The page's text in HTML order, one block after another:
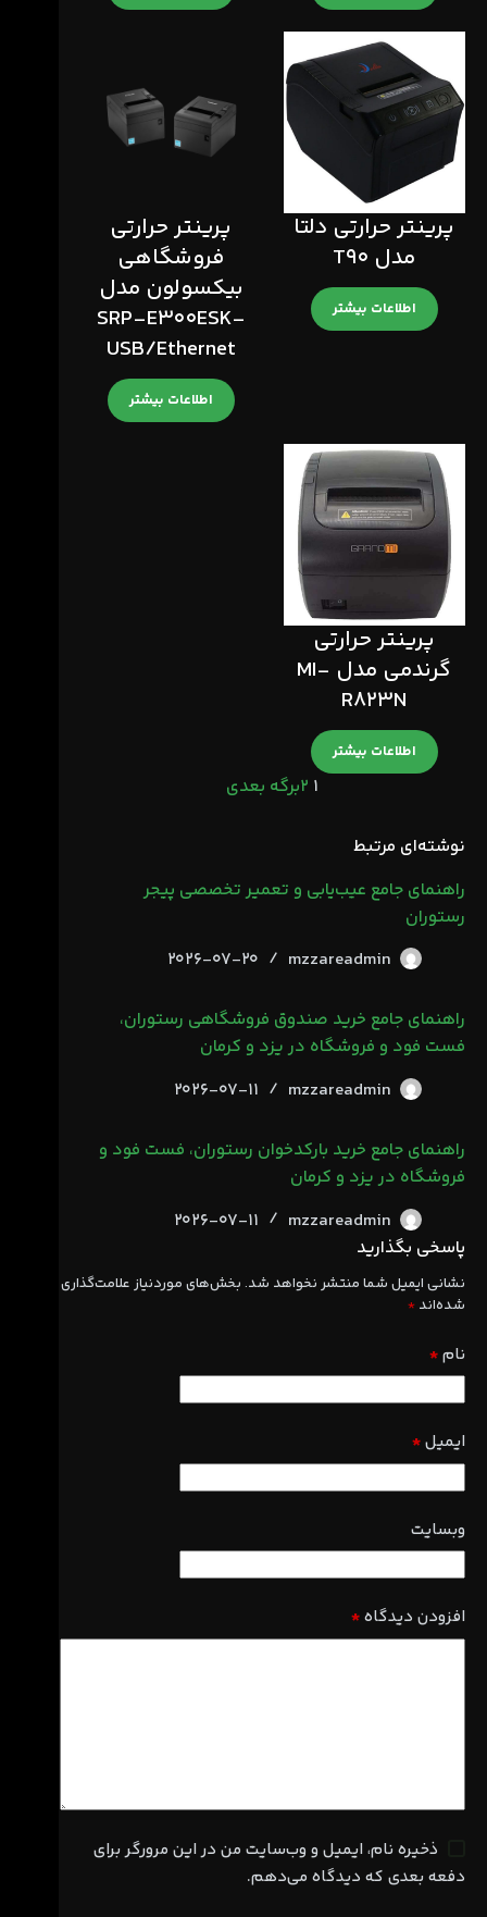
پرینتر حرارتی دلتا
مدل T90
اطلاعات بیشتر
پرینتر حرارتی
فروشگاهی
بیکسولون مدل
SRP-E300ESK-
USB/Ethernet
اطلاعات بیشتر
پرینتر حرارتی
گرندمی مدل MI-
R823N
اطلاعات بیشتر
1
2برگه بعدی
نوشته‌ای مرتبط
راهنمای جامع عیب‌یابی و تعمیر تخصصی پیجر
رستوران
mzzareadmin
2026-07-20
راهنمای جامع خرید صندوق فروشگاهی رستوران،
فست فود و فروشگاه در یزد و کرمان
mzzareadmin
2026-07-11
راهنمای جامع خرید بارکدخوان رستوران، فست فود و
فروشگاه در یزد و کرمان
mzzareadmin
2026-07-11
پاسخی بگذارید
نشانی ایمیل شما منتشر نخواهد شد. بخش‌های موردنیاز علامت‌گذاری
شده‌اند *
نام*
ایمیل*
وبسایت
افزودن دیدگاه*
ذخیره نام، ایمیل و وب‌سایت من در این مرورگر برای
دفعه بعدی که دیدگاه می‌دهم.